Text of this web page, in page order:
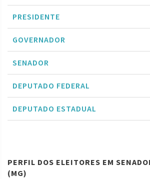
PRESIDENTE
GOVERNADOR
SENADOR
DEPUTADO FEDERAL
DEPUTADO ESTADUAL
PERFIL DOS ELEITORES EM
(MG)